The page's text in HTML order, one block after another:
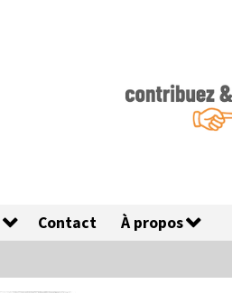
Contact À propos